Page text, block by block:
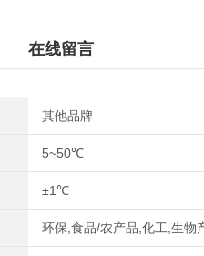
在线留言
其他品牌
5~50℃
±1℃
环保,食品/农产品,化工,生物